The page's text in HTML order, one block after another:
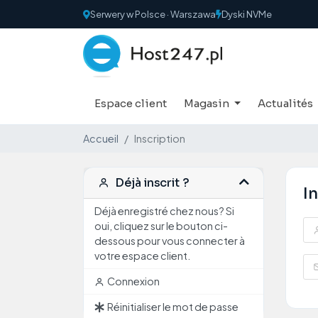
Serwery w Polsce · Warszawa Dyski NVMe
Espace client Magasin Actualités
Accueil Inscription
Déjà inscrit ?
Déjà enregistré chez nous? Si
oui, cliquez sur le bouton ci-
dessous pour vous connecter à
votre espace client.
Connexion
Réinitialiser le mot de passe